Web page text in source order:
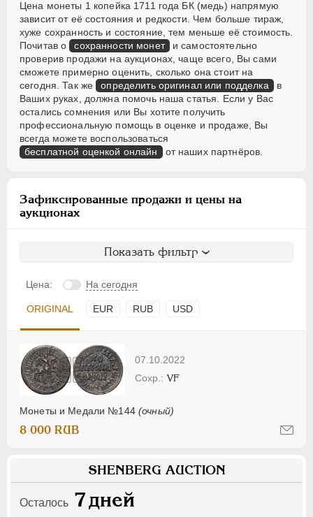
Цена монеты 1 копейка 1711 года БК (медь) напрямую
зависит от её состояния и редкости. Чем больше тираж,
хуже сохранность и состояние, тем меньше её стоимость.
Почитав о сохранности монет и самостоятельно
проверив продажи на аукционах, чаще всего, Вы сами
сможете примерно оценить, сколько она стоит на
сегодня. Так же определить оригинал или подделка в
Ваших руках, должна помочь наша статья. Если у Вас
остались сомнения или Вы хотите получить
профессиональную помощь в оценке и продаже, Вы
всегда можете воспользоваться
бесплатной оценкой онлайн от наших партнёров.
Зафиксированные продажи и цены на
аукционах
Показать фильтр
Цена: На сегодня
ORIGINAL EUR RUB USD
07.10.2022
Монеты и Медали №144 (очный)
VF
8 000 RUB
SHENBERG AUCTION
Осталось 7дней